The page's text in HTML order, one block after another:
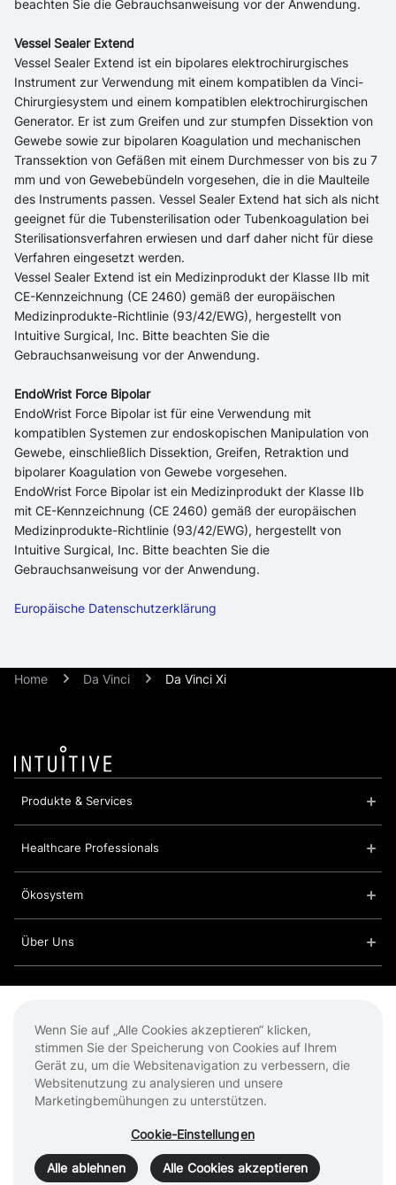
beachten Sie die Gebrauchsanweisung vor der Anwendung.
Vessel Sealer Extend
Vessel Sealer Extend ist ein bipolares elektrochirurgisches
Instrument zur Verwendung mit einem kompatiblen da Vinci-
Chirurgiesystem und einem kompatiblen elektrochirurgischen
Generator. Er ist zum Greifen und zur stumpfen Dissektion von
Gewebe sowie zur bipolaren Koagulation und mechanischen
Transsektion von Gefäßen mit einem Durchmesser von bis zu 7
mm und von Gewebebündeln vorgesehen, die in die Maulteile
des Instruments passen. Vessel Sealer Extend hat sich als nicht
geeignet für die Tubensterilisation oder Tubenkoagulation bei
Sterilisationsverfahren erwiesen und darf daher nicht für diese
Verfahren eingesetzt werden.
Vessel Sealer Extend ist ein Medizinprodukt der Klasse IIb mit
CE-Kennzeichnung (CE 2460) gemäß der europäischen
Medizinprodukte-Richtlinie (93/42/EWG), hergestellt von
Intuitive Surgical, Inc. Bitte beachten Sie die
Gebrauchsanweisung vor der Anwendung.
EndoWrist Force Bipolar
EndoWrist Force Bipolar ist für eine Verwendung mit
kompatiblen Systemen zur endoskopischen Manipulation von
Gewebe, einschließlich Dissektion, Greifen, Retraktion und
bipolarer Koagulation von Gewebe vorgesehen.
EndoWrist Force Bipolar ist ein Medizinprodukt der Klasse IIb
mit CE-Kennzeichnung (CE 2460) gemäß der europäischen
Medizinprodukte-Richtlinie (93/42/EWG), hergestellt von
Intuitive Surgical, Inc. Bitte beachten Sie die
Gebrauchsanweisung vor der Anwendung.
Europäische Datenschutzerklärung
Home Da Vinci Da Vinci Xi
Produkte & Services
Healthcare Professionals
Ökosystem
Über Uns
Datenschutzbestimmungen
Nutzungsbedingungen
Produkt- und Markennamen/Logos, einschließlich Intuitive, da
Vinci und Ion, sind Marken oder eingetragene Marken von
Intuitive Surgical oder deren jeweiligen Eigentümer. Weitere
Wenn Sie auf „Alle Cookies akzeptieren“ klicken,
stimmen Sie der Speicherung von Cookies auf Ihrem
Gerät zu, um die Websitenavigation zu verbessern, die
Websitenutzung zu analysieren und unsere
Marketingbemühungen zu unterstützen.
Cookie-Einstellungen
Alle ablehnen Alle Cookies akzeptieren